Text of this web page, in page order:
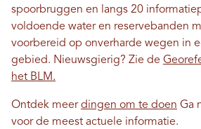
spoorbruggen en langs 20
voldoende water en reservebanden
voorbereid op onverharde wegen in
gebied. Nieuwsgierig? Zie de
het BLM.
Ontdek meerdingen om te doen Ga
voor de meest actuele informatie.